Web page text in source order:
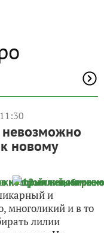
новому
и
многоликий и в то
лилии